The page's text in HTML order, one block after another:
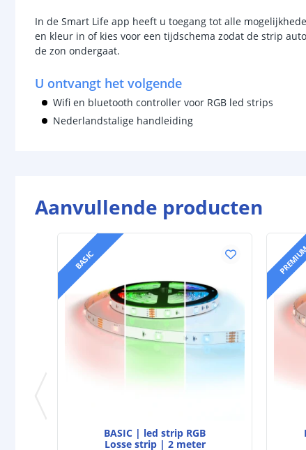
In de Smart Life app heeft u toegang tot alle
en kleur in of kies voor een tijdschema zodat de strip
de zon ondergaat.
U ontvangt het volgende
Wifi en bluetooth controller voor RGB led strips
Nederlandstalige handleiding
Aanvullende producten
BASIC
BASIC | led strip RGB
Losse strip | 2 meter